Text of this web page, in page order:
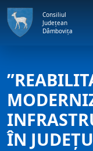
Consiliul
Județean
Dâmbovița
ÎN